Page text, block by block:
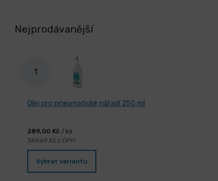
Nejprodávanější
1
Olej pro pneumatické nářadí 250 ml
289,00 Kč / ks
349,69 Kč s DPH
Vybrat variantu